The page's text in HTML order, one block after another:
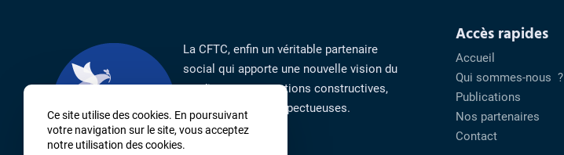
La CFTC, enfin un véritable partenaire
social qui apporte une nouvelle vision du
syndicat par ses actions constructives,
responsables et respectueuses.
Accès rapides
Accueil
Qui sommes-nous ?
Publications
Nos partenaires
Contact
Ce site utilise des cookies. En poursuivant
votre navigation sur le site, vous acceptez
notre utilisation des cookies.